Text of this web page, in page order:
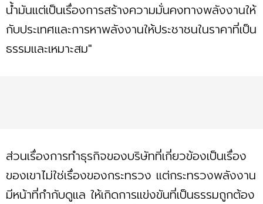
น้ำมันแต่เป็นเรื่องการสร้างความมั่นคงทางพลังงานให้
กับประเทศและการหาพลังงานให้ประชาชนในราคาที่เป็น
ธรรมและเหมาะสม"
ส่วนเรื่องการทำธุรกิจของบริษัทที่เกี่ยวข้องเป็นเรื่อง
ของเขาไม่ใช่เรื่องของกระทรวง แต่กระทรวงพลังงาน
มีหน้าที่กำกับดูแล ให้เกิดการแข่งขันที่เป็นธรรมถูกต้อง